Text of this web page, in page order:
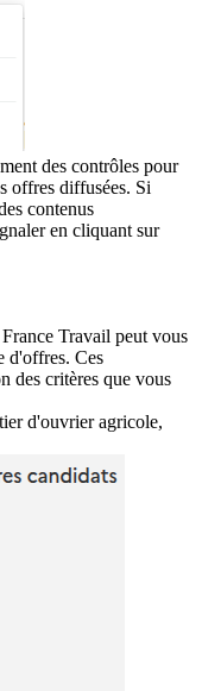
des contrôles pour
offres diffusées. Si
contenus
en cliquant sur
Travail peut vous
d'offres. Ces
des critères que vous
d'ouvrier agricole,